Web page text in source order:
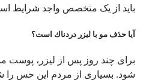
باید از یک متخصص واجد شرایط
آیا حذف مو با لیزر دردناك است؟
برای چند روز پس از لیزر،
شود. بسیاری از مردم این حس را